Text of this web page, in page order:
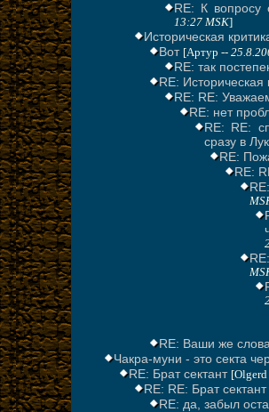
RE: К вопросу
13:27 MSK]
Историческая
Вот [Артур --
RE: так
RE: Историческая
RE: RE:
RE: нет
RE: RE:
сразу в
RE:
RE:
RE: Ваши же
Чакра-муни - это секта
RE: Брат сектант
RE: RE: Брат
RE: да, забыл